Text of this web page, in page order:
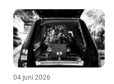
04 juni 2026